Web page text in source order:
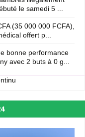
le samedi 5 ...
(35 000 000 FCFA),
offert p...
bonne performance
avec 2 buts à 0 g...